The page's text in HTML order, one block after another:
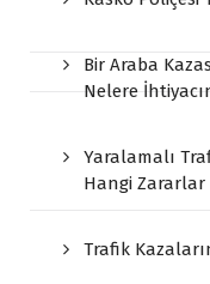
Bir Araba
Nelere
Yaralamalı
Hangi Zararlar
Trafik